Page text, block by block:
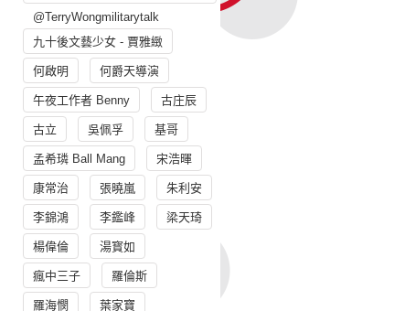
@TerryWongmilitarytalk
九十後文藝少女 - 賈雅緻
何啟明 何爵天導演
午夜工作者 Benny 古庄辰
古立 吳佩孚 基哥
孟希璘 Ball Mang 宋浩暉
康常治 張曉嵐 朱利安
李錦鴻 李鑑峰 梁天琦
楊偉倫 湯寳如
瘋中三子 羅倫斯
羅海憫 葉家寶